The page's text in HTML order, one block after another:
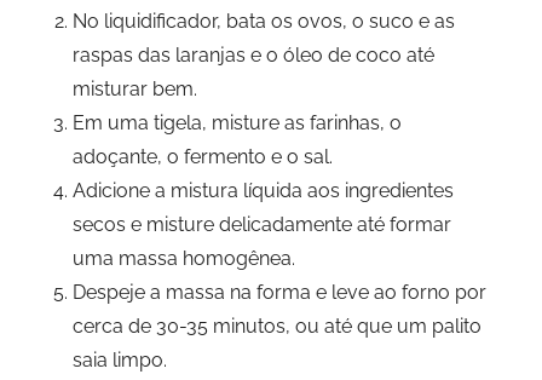
No liquidificador, bata os ovos, o suco e as
raspas das laranjas e o óleo de coco até
misturar bem.
Em uma tigela, misture as farinhas, o
adoçante, o fermento e o sal.
Adicione a mistura líquida aos ingredientes
secos e misture delicadamente até formar
uma massa homogênea.
Despeje a massa na forma e leve ao forno por
cerca de 30-35 minutos, ou até que um palito
saia limpo.